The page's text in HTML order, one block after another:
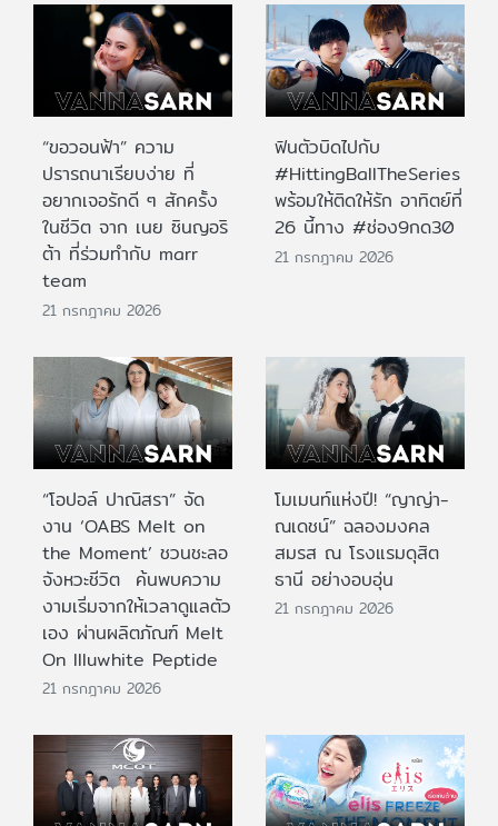
“ขอวอนฟ้า” ความ
ปรารถนาเรียบง่าย ที่
อยากเจอรักดี ๆ สักครั้ง
ในชีวิต จาก เนย ซินญอริ
ต้า ที่ร่วมทำกับ marr
team
21 กรกฎาคม 2026
ฟินตัวบิดไปกับ
#HittingBallTheSeries
พร้อมให้ติดให้รัก อาทิตย์ที่
26 นี้ทาง #ช่อง9กด30
21 กรกฎาคม 2026
“โอปอล์ ปาณิสรา” จัด
งาน ‘OABS Melt on
the Moment’ ชวนชะลอ
จังหวะชีวิต ค้นพบความ
งามเริ่มจากให้เวลาดูแลตัว
เอง ผ่านผลิตภัณฑ์ Melt
On Illuwhite Peptide
21 กรกฎาคม 2026
โมเมนท์แห่งปี! “ญาญ่า-
ณเดชน์” ฉลองมงคล
สมรส ณ โรงแรมดุสิต
ธานี อย่างอบอุ่น
21 กรกฎาคม 2026